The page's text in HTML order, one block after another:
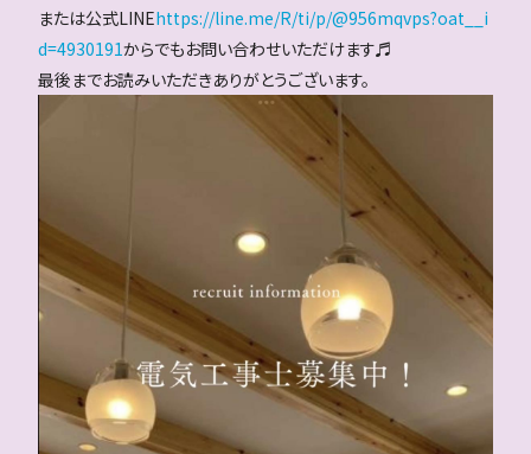
または公式LINEhttps://line.me/R/ti/p/@956mqvps?oat__i
d=4930191からでもお問い合わせいただけます♬
最後までお読みいただきありがとうございます。